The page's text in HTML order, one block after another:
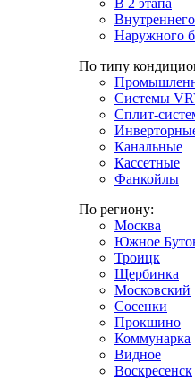
В 2 этапа
Наружного
По типу
Системы
Сплит-
Канальные
Кассетные
Фанкойлы
По региону:
Москва
Южное
Троицк
Щербинка
Московский
Сосенки
Прокшино
Коммунарка
Видное
Воскресенск